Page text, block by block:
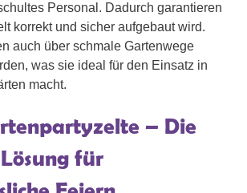
Personal. Dadurch garantieren
korrekt und sicher aufgebaut wird.
auch über schmale Gartenwege
was sie ideal für den Einsatz in
macht.
– Die
für